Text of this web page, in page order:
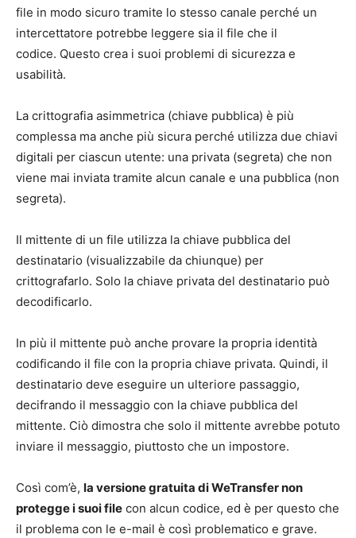
file in modo sicuro tramite lo stesso canale perché un
intercettatore potrebbe leggere sia il file che il
codice. Questo crea i suoi problemi di sicurezza e
usabilità.
La crittografia asimmetrica (chiave pubblica) è più
complessa ma anche più sicura perché utilizza due chiavi
digitali per ciascun utente: una privata (segreta) che non
viene mai inviata tramite alcun canale e una pubblica (non
segreta).
Il mittente di un file utilizza la chiave pubblica del
destinatario (visualizzabile da chiunque) per
crittografarlo. Solo la chiave privata del destinatario può
decodificarlo.
In più il mittente può anche provare la propria identità
codificando il file con la propria chiave privata. Quindi, il
destinatario deve eseguire un ulteriore passaggio,
decifrando il messaggio con la chiave pubblica del
mittente. Ciò dimostra che solo il mittente avrebbe potuto
inviare il messaggio, piuttosto che un impostore.
Così com’è, la versione gratuita di WeTransfer non
protegge i suoi file con alcun codice, ed è per questo che
il problema con le e-mail è così problematico e grave.